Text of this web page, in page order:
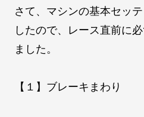
さて、マシンの基本セッ
したので、レース直前に
ました。
【１】ブレーキまわり